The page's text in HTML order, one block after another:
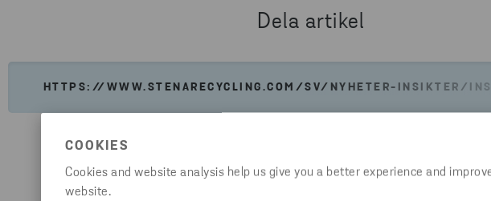
COOKIES
Cookies and website analysis help us give you a better experience and
website.
Dela artikel
HTTPS://WWW.STENARECYCLING.COM/SV/NYHETER-